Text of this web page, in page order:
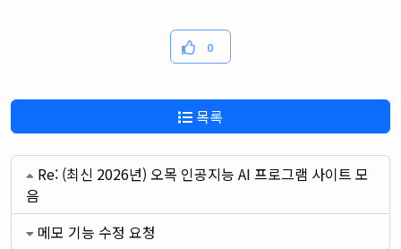
0
목록
Re: (최신 2026년) 오목 인공지능 AI 프로그램 사이트 모
음
메모 기능 수정 요청